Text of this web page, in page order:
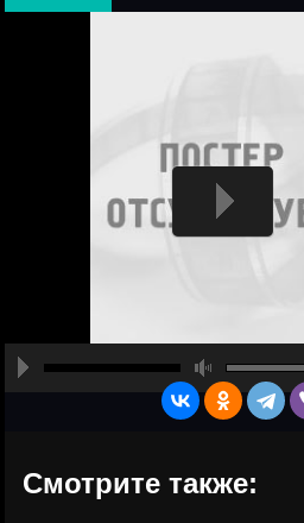
Смотрите также: